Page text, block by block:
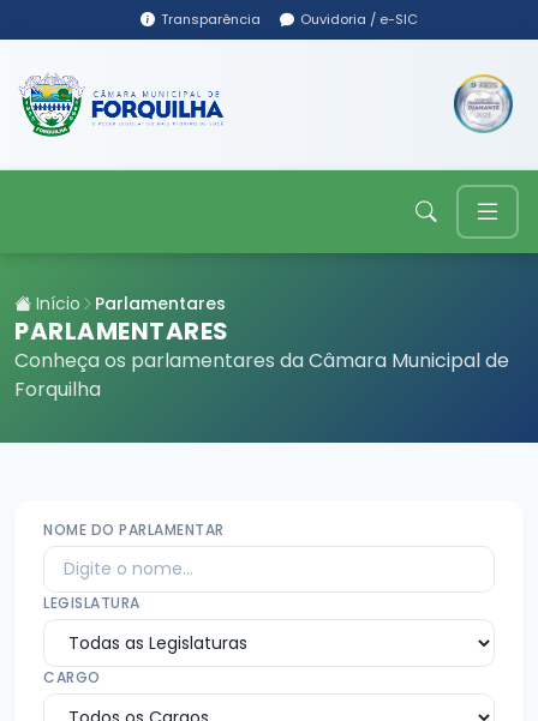
Transparência Ouvidoria / e-SIC
Início Parlamentares
PARLAMENTARES
Conheça os parlamentares da Câmara Municipal de
Forquilha
NOME DO PARLAMENTAR
LEGISLATURA
CARGO